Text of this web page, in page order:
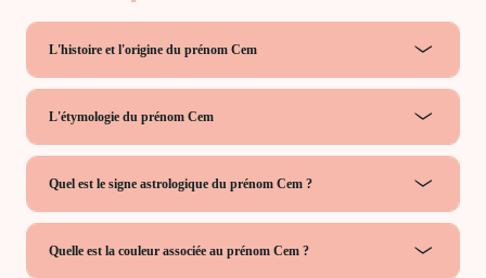
L'histoire et l'origine du prénom Cem
L'étymologie du prénom Cem
Quel est le signe astrologique du prénom Cem ?
Quelle est la couleur associée au prénom Cem ?